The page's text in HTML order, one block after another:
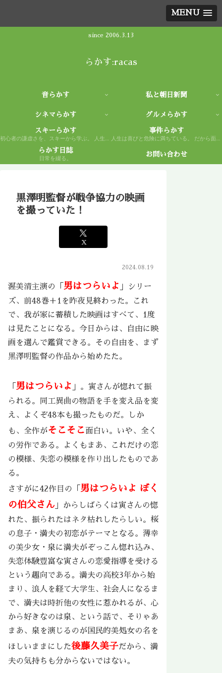
MENU
since 2006.3.13
らかす:racas
音らかす 私と朝日新聞
シネマらかす グルメらかす
スキーらかす
初心者の謙虚さを、スキーから学ぶ。 人生もまた然り。
事件らかす
人生は喜びと危険に満ちている。 だから面白い。
らかす日誌
日常を綴る。
お問い合わせ
黒澤明監督が戦争協力の映画
を撮っていた！
X
2024.08.19
渥美清主演の「 男はつらいよ 」シリー
ズ、前48巻＋1を昨夜見終わった。これ
で、我が家に蓄積した映画はすべて、1度
は見たことになる。今日からは、自由に映
画を選んで鑑賞できる。その自由を、まず
黒澤明監督の作品から始めたた。
「 男はつらいよ 」。寅さんが惚れて振
られる。同工異曲の物語を手を変え品を変
え、よくぞ48本も撮ったものだ。しか
も、全作がそこそこ 面白い。いや、全く
の労作である。よくもまあ、これだけの恋
の模様、失恋の模様を作り出したものであ
る。
さすがに42作目の「 男はつらいよ ぼく
の伯父さん 」からしばらくは寅さんの惚
れた、振られたはネタ枯れしたらしい。桜
の息子・満夫の初恋がテーマとなる。薄幸
の美少女・泉に満夫がぞっこん惚れ込み、
失恋体験豊富な寅さんの恋愛指導を受ける
という趣向である。満夫の高校3年から始
まり、浪人を経て大学生、社会人になるま
で、満夫は時折他の女性に惹かれるが、心
から好きなのは泉、という話で、そりゃあ
まあ、泉を演じるのが国民的美処女の名を
ほしいままにした後藤久美子だから、満
夫の気持ちも分からないではない。